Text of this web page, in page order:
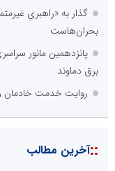
گذار به «راهبریِ
بحران‌هاست
پانزدهمین مانور
برق دماوند
روایت خدمت خادمان
::آخرین مطالب